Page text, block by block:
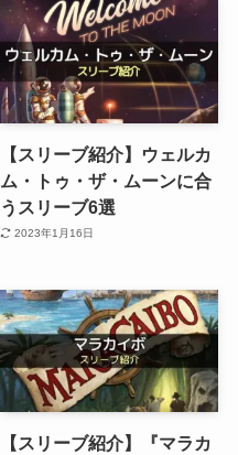
【スリーブ紹介】ウェルカ
ム・トゥ・ザ・ムーンに合
うスリーブ6選
2023年1月16日
【スリーブ紹介】『マラカ